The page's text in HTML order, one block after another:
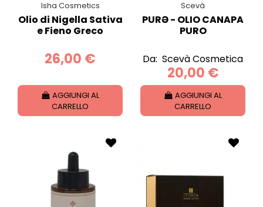
Isha Cosmetics
Olio di Nigella Sativa
e Fieno Greco
26,00 €
AGGIUNGI AL
CARRELLO
Scevà
PURƏ - OLIO CANAPA
PURO
Da: Scevà Cosmetica
20,00 €
AGGIUNGI AL
CARRELLO